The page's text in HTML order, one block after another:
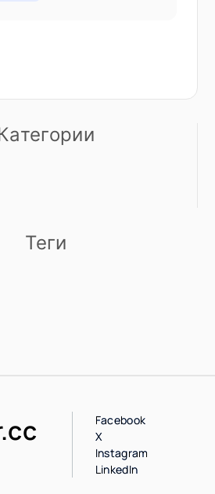
Теги
Facebook
X
Instagram
LinkedIn